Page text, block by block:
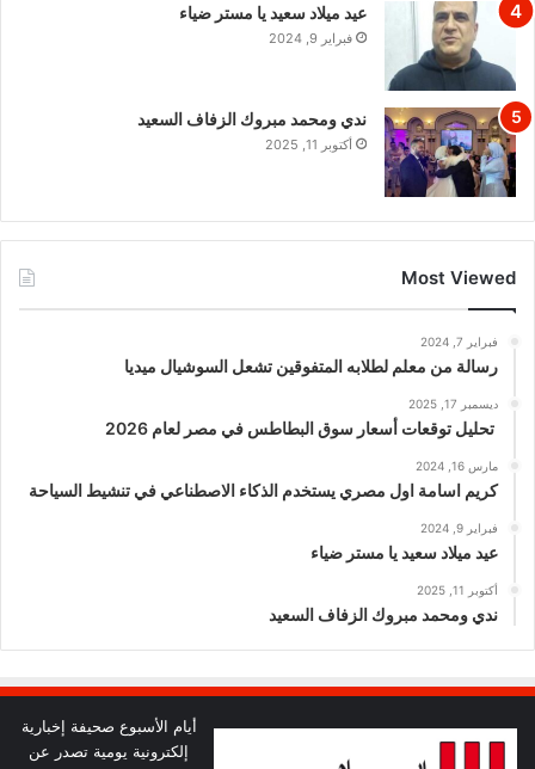
عيد ميلاد سعيد يا مستر ضياء
فبراير 9, 2024
ندي ومحمد مبروك الزفاف السعيد
أكتوبر 11, 2025
Most Viewed
فبراير 7, 2024
رسالة من معلم لطلابه المتفوقين تشعل السوشيال ميديا
ديسمبر 17, 2025
تحليل توقعات أسعار سوق البطاطس في مصر لعام 2026
مارس 16, 2024
كريم اسامة اول مصري يستخدم الذكاء الاصطناعي في تنشيط السياحة
فبراير 9, 2024
عيد ميلاد سعيد يا مستر ضياء
أكتوبر 11, 2025
ندي ومحمد مبروك الزفاف السعيد
أيام الأسبوع صحيفة إخبارية
إلكترونية يومية تصدر عن